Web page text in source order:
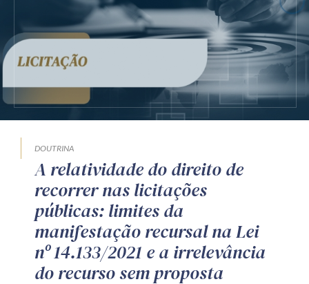
DOUTRINA
A relatividade do direito de
recorrer nas licitações
públicas: limites da
manifestação recursal na Lei
nº 14.133/2021 e a irrelevância
do recurso sem proposta